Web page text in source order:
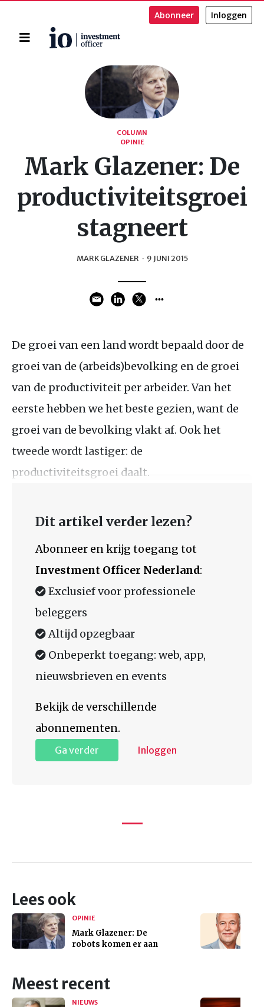
Home
Abonneer Inloggen
COLUMN
OPINIE
Mark Glazener: De
productiviteitsgroei
stagneert
MARK GLAZENER · 9 JUNI 2015
De groei van een land wordt bepaald door de
groei van de (arbeids)bevolking en de groei
van de productiviteit per arbeider. Van het
eerste hebben we het beste gezien, want de
groei van de bevolking vlakt af. Ook het
tweede wordt lastiger: de
productiviteitsgroei daalt.
Dit artikel verder lezen?
Abonneer en krijg toegang tot
Investment Officer Nederland:
Exclusief voor professionele
beleggers
Altijd opzegbaar
Onbeperkt toegang: web, app,
nieuwsbrieven en events
Bekijk de verschillende
abonnementen.
Ga verder Inloggen
Lees ook
OPINIE
Mark Glazener: De
robots komen er aan
Meest recent
NIEUWS